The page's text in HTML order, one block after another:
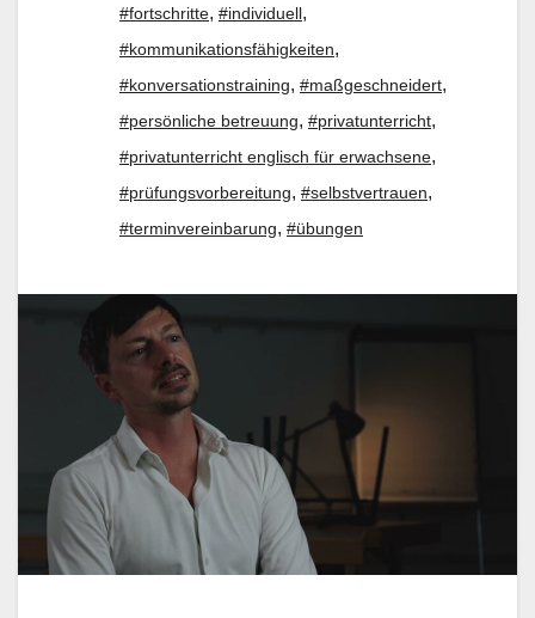
#fortschritte, #individuell,
#kommunikationsfähigkeiten,
#konversationstraining, #maßgeschneidert,
#persönliche betreuung, #privatunterricht,
#privatunterricht englisch für erwachsene,
#prüfungsvorbereitung, #selbstvertrauen,
#terminvereinbarung, #übungen